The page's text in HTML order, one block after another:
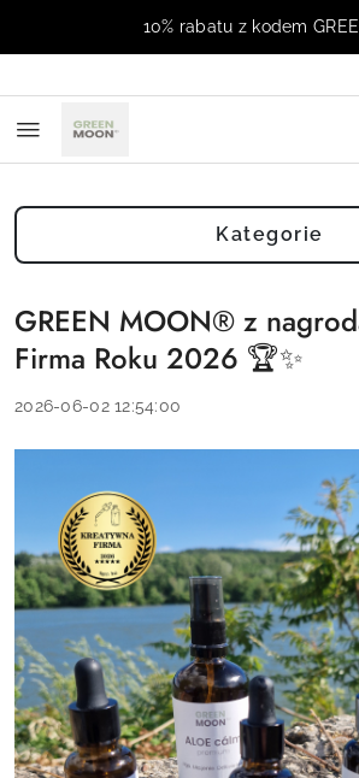
Przejdź do treści głównej
Przejdź do wyszukiwarki
Przejdź do moje konto
Przejdź do menu głównego
Przejdź do stopki10% rabatu z kodem
Kategorie
GREEN MOON® z
Firma Roku 2026 🏆✨
2026-06-02 12:54:00